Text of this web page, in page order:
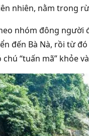
nhiên, nằm trong
nhóm đông người
đến Bà Nà, rồi từ
“tuấn mã” khỏe và